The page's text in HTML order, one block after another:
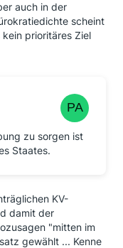
auch in der
scheint
prioritäres Ziel
zu sorgen ist
Staates.
KV-
damit der
"mitten im
gewählt ... Kenne